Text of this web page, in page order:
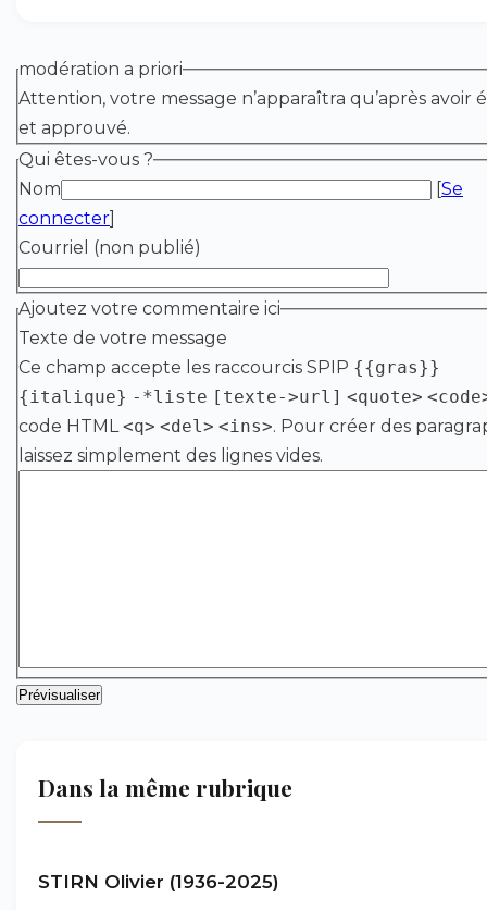
modération a priori
Attention, votre message n’apparaîtra qu’après avoir
et approuvé.
Qui êtes-vous ?
Nom
[Se
connecter]
Courriel (non publié)
Ajoutez votre commentaire ici
Texte de votre message
Ce champ accepte les raccourcis SPIP {{gras}}
{italique} -*liste [texte->url] <quote>
code HTML<q> <del> <ins>. Pour créer des
laissez simplement des lignes vides.
Dans la même rubrique
STIRN Olivier (1936-2025)